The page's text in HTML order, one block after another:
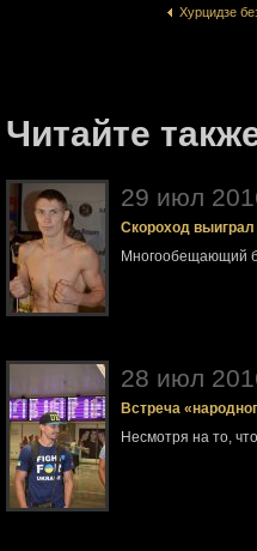
Хурцидзе
Читайте
29 июл
Скороход
Многообещающий
28 июл
Встреча
Несмотря на то,